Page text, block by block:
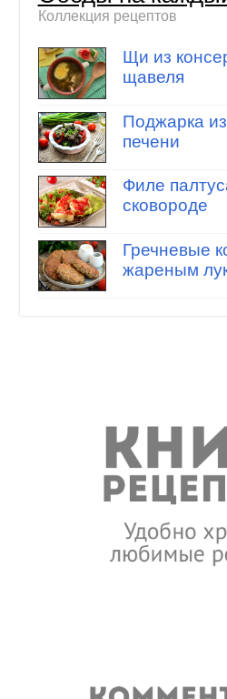
Коллекция рецептов
Щи из
щавеля
Поджарка
печени
Филе
сковороде
Гречневые
жареным